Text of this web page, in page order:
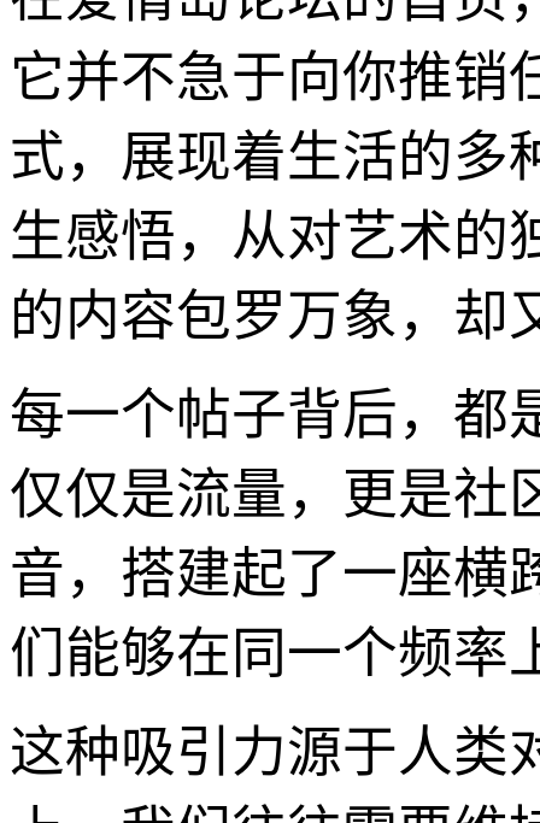
它并不急于向你推销
式，展现着生活的多
生感悟，从对艺术的
的内容包罗万象，却
每一个帖子背后，都
仅仅是流量，更是社
音，搭建起了一座横
们能够在同一个频率
这种吸引力源于人类